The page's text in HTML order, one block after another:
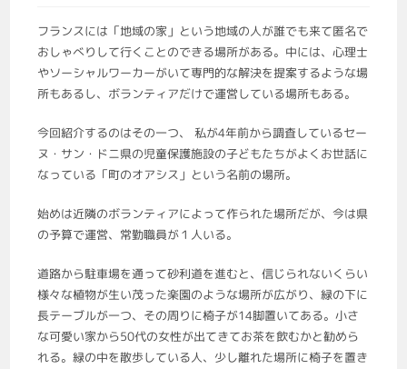
フランスには「地域の家」という地域の人が誰でも来て匿名で
おしゃべりして行くことのできる場所がある。中には、心理士
やソーシャルワーカーがいて専門的な解決を提案するような場
所もあるし、ボランティアだけで運営している場所もある。
今回紹介するのはその一つ、 私が4年前から調査しているセー
ヌ・サン・ドニ県の児童保護施設の子どもたちがよくお世話に
なっている「町のオアシス」という名前の場所。
始めは近隣のボランティアによって作られた場所だが、今は県
の予算で運営、常勤職員が１人いる。
道路から駐車場を通って砂利道を進むと、信じられないくらい
様々な植物が生い茂った楽園のような場所が広がり、緑の下に
長テーブルが一つ、その周りに椅子が14脚置いてある。小さ
な可愛い家から50代の女性が出てきてお茶を飲むかと勧めら
れる。緑の中を散歩している人、少し離れた場所に椅子を置き